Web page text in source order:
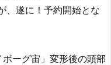
、遂に！予約開始とな
ーグ宙」変形後の頭部